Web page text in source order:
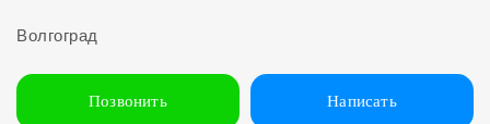
Волгоград
Позвонить Написать